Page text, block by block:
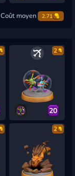
Coût moyen 2.71
2
20
2